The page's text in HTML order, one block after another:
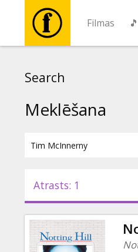
Filmas 🎵
Pasākumi
Ziņas
Search
Meklēšana
Atrasts: 1